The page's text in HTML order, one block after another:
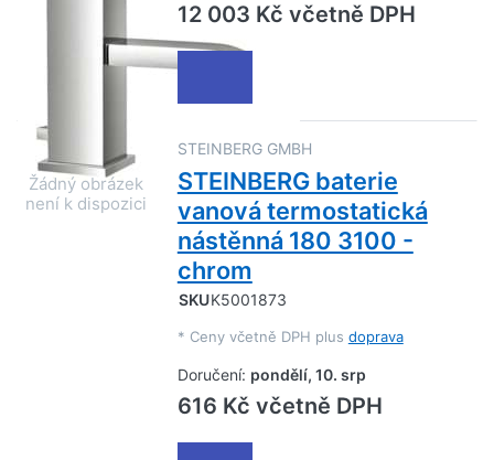
12 003 Kč včetně DPH
STEINBERG GMBH
STEINBERG baterie
vanová termostatická
nástěnná 180 3100 -
chrom
SKUK5001873
* Ceny včetně DPH plus doprava
Doručení: pondělí, 10. srp
616 Kč včetně DPH